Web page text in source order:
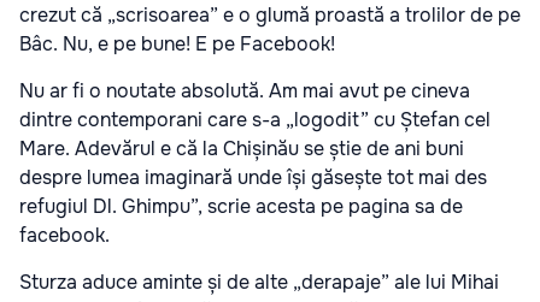
crezut că „scrisoarea” e o glumă proastă a trolilor de pe
Bâc. Nu, e pe bune! E pe Facebook!
Nu ar fi o noutate absolută. Am mai avut pe cineva
dintre contemporani care s-a „logodit” cu Ștefan cel
Mare. Adevărul e că la Chișinău se știe de ani buni
despre lumea imaginară unde își găsește tot mai des
refugiul Dl. Ghimpu”, scrie acesta pe pagina sa de
facebook.
Sturza aduce aminte și de alte „derapaje” ale lui Mihai